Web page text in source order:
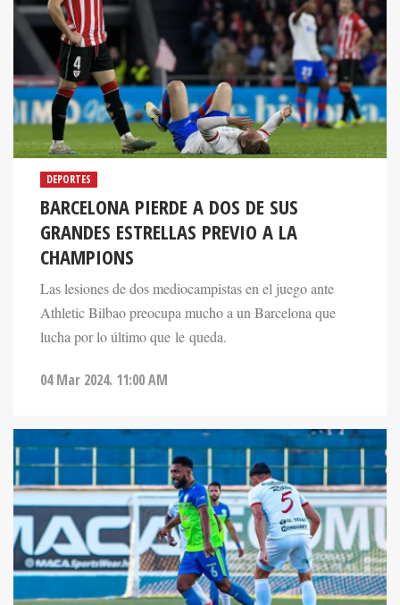
DEPORTES
BARCELONA PIERDE A DOS DE SUS
GRANDES ESTRELLAS PREVIO A LA
CHAMPIONS
Las lesiones de dos mediocampistas en el juego ante
Athletic Bilbao preocupa mucho a un Barcelona que
lucha por lo último que le queda.
04 Mar 2024. 11:00 AM